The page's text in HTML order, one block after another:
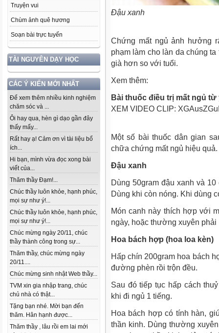
Truyện vui
Chùm ảnh quê hương
Soạn bài trực tuyến
TÀI NGUYÊN DẠY HỌC
CÁC Ý KIẾN MỚI NHẤT
Để xem thêm nhiều kinh nghiệm
chăm sóc và ...
Ôi hay qua, hèn gì dạo gần đây
thấy mấy...
Rất hay ạ! Cảm ơn vì tài liệu bổ
ích...
Hi bạn, mình vừa đọc xong bài
viết của...
Thăm thầy Đạm!...
Chúc thầy luôn khỏe, hạnh phúc,
mọi sự như ý!...
Chúc thầy luôn khỏe, hạnh phúc,
mọi sự như ý!...
Chúc mừng ngày 20/11, chúc
thầy thành công trong sự...
Thăm thầy, chúc mừng ngày
20/11....
Chúc mừng sinh nhật Web thầy...
TVM xin gia nhập trang, chúc
chủ nhà có thật...
Tặng bạn nhé. Mời bạn đến
thăm. Hân hạnh được...
Thăm thầy , lâu rồi em lai mới
Đậu xanh
Chứng mất ngủ ảnh hưởng
phạm làm cho làn da chúng
già hơn so với tuổi.
Xem thêm:
Bài thuốc điều trị mất ngủ
XEM VIDEO CLIP:
Một số bài thuốc dân gian
chữa chứng mất ngủ hiệu quả.
Đậu xanh
Dùng 50gram đậu xanh và
Dùng khi còn nóng. Khi dùng
Món canh này thích hợp với
ngày, hoặc thường xuyên phải
Hoa bách hợp (hoa loa kèn)
Hấp chín 200gram hoa bách
đường phèn rồi trộn đều.
Sau đó tiếp tục hấp cách
khi đi ngủ 1 tiếng.
Hoa bách hợp có tính hàn,
thần kinh. Dùng thường